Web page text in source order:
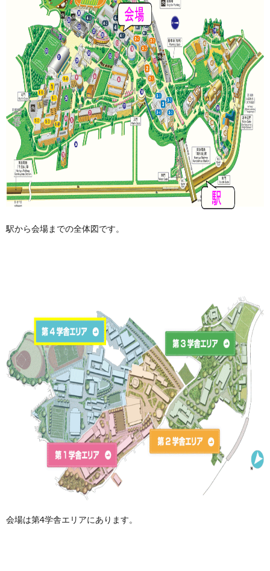
駅から会場までの全体図です。
会場は第4学舎エリアにあります。